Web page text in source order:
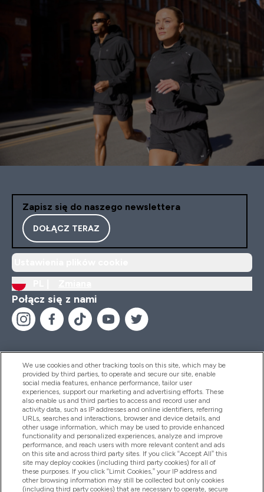
Zapisz się do naszego newslettera
DOŁĄCZ TERAZ
Połącz się z nami
Pomoc I Informacja
Produkty
Informacje O Firmie
We use cookies and other tracking tools on this site, which may be
provided by third parties, to operate and secure our site, enable
social media features, enhance performance, tailor user
experiences, support our marketing and advertising efforts. These
also enable us and third parties to access and record user and
activity data, such as IP addresses and online identifiers, referring
URLs, searches and interactions, browser and device details, and
other usage information, which may be used to provide enhanced
functionality and personalized experiences, analyze and improve
performance, and reach users with more relevant content and ads
on this site and across third party sites. If you click “Accept All” this
site may deploy cookies (including third party cookies) for all of
these purposes. If you click “Limit Cookies,” your IP address and
other browsing information may still be collected but only cookies
(including third party cookies) that are necessary to operate, secure